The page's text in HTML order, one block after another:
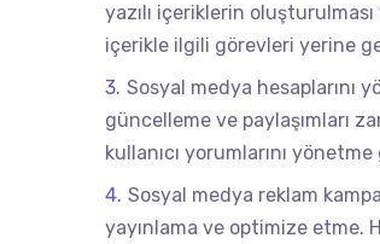
yazılı içeriklerin
içerikle ilgili görevleri yerine
Sosyal medya hesaplarını
güncelleme ve paylaşımları
kullanıcı yorumlarını
Sosyal medya reklam
yayınlama ve optimize etme.